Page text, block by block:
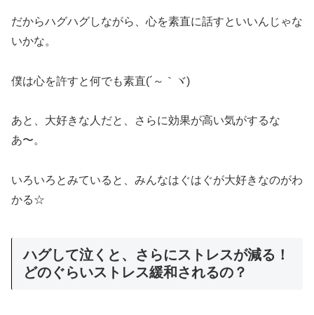
だからハグハグしながら、心を素直に話すといいんじゃな
いかな。
僕は心を許すと何でも素直(´～｀ヾ)
あと、大好きな人だと、さらに効果が高い気がするな
あ〜。
いろいろとみていると、みんなはぐはぐが大好きなのがわ
かる☆
ハグして泣くと、さらにストレスが減る！
どのぐらいストレス緩和されるの？